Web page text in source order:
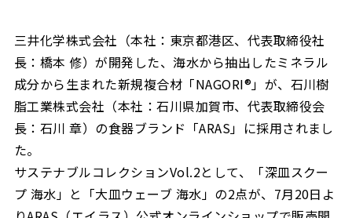
三井化学株式会社（本社：東京都港区、代表取締役社
長：橋本 修）が開発した、海水から抽出したミネラル
成分から生まれた新規複合材「NAGORI®」が、石川樹
脂工業株式会社（本社：石川県加賀市、代表取締役会
長：石川 章）の食器ブランド「ARAS」に採用されまし
た。
サステナブルコレクションVol.2として、「深皿スクー
プ 海水」と「大皿ウェーブ 海水」の2点が、7月20日よ